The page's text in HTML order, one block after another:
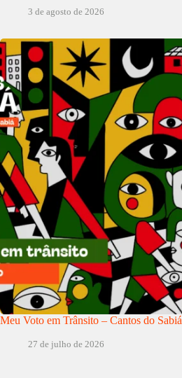
3 de agosto de 2026
Meu Voto em Trânsito – Cantos do Sabiá
27 de julho de 2026